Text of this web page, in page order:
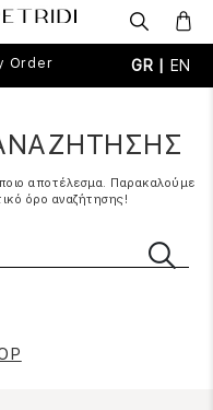
Order GR | EN
αποτέλεσμα. Παρακαλούμε
όρο αναζήτησης!